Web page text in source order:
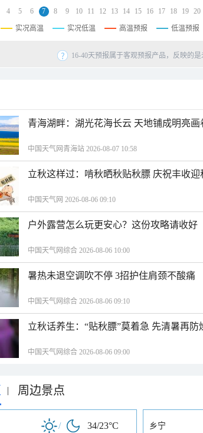
4 5 6 7 8 9 10 11 12 13 14 15 16 17 18 19 20
实况高温 实况低温 高温预报 低温预报
16-40天预报属于客观预报产品，反映的
青海湖畔：湖光花海长云 天地铺成明亮画
中国天气网青海站 2026-08-07 10:58
立秋这样过：啃秋晒秋贴秋膘 庆祝丰收迎
中国天气网 2026-08-06 09:10
户外露营怎么玩更安心？这份攻略请收好
中国天气网综合 2026-08-06 10:00
暑热未退空调吹不停 3招护住肩颈不酸痛
中国天气网综合 2026-08-06 09:10
立秋话养生：“贴秋膘”莫着急 先清暑再防
中国天气网综合 2026-08-06 09:00
| 周边景点
/ 34/23°C 乡宁